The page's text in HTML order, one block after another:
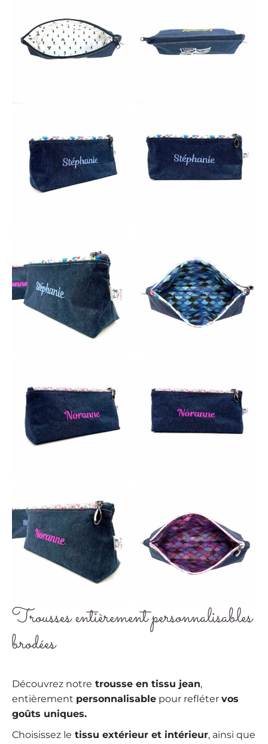
Trousses entièrement personnalisables
brodées
Découvrez notre trousse en tissu jean,
entièrement personnalisable pour refléter vos
goûts uniques.
Choisissez le tissu extérieur et intérieur, ainsi que